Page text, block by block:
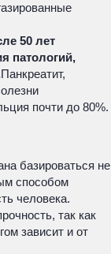
50 лет
патологий,
Панкреатит,
почти до 80%.
базироваться не
способом
человека.
так как
зависит и от